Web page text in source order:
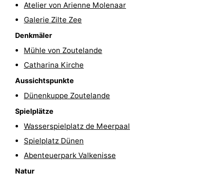
Forum
Route
Medizin
Zeeland
Atelier von Arienne Molenaar
Galerie Zilte Zee
Denkmäler
Mühle von Zoutelande
Catharina Kirche
Aussichtspunkte
Dünenkuppe Zoutelande
Spielplätze
Wasserspielplatz de Meerpaal
Spielplatz Dünen
Abenteuerpark Valkenisse
Natur